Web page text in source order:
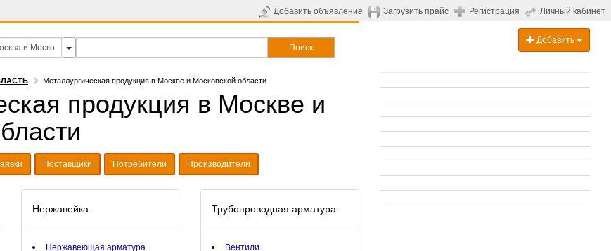
Добавить объявление Загрузить прайс Регистрация Личный кабинет
Поиск
Добавить
Металлургическая продукция в Москве и Московской области
продукция в Москве и
Поставщики Потребители Производители
Нержавейка
Нержавеющая арматура
Трубопроводная арматура
Вентили